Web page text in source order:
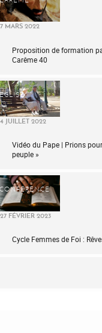
7 MARS 2022
Proposition de formation
Carême 40
ÉGLISE
4 JUILLET 2022
Vidéo du Pape | Prions
peuple »
CONFÉRENCE
27 FÉVRIER 2023
Cycle Femmes de Foi :